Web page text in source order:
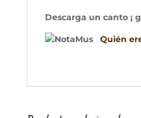
Descarga un canto ¡
Quién